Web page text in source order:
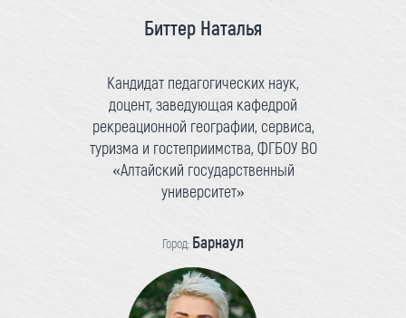
Биттер Наталья
Кандидат педагогических наук,
доцент, заведующая кафедрой
рекреационной географии, сервиса,
туризма и гостеприимства, ФГБОУ ВО
«Алтайский государственный
университет»
Город: Барнаул